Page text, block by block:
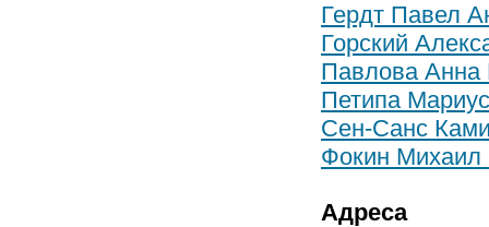
Гердт Павел
Горский
Павлова Анна
Петипа
Сен-Санс
Фокин Михаил
Адреса